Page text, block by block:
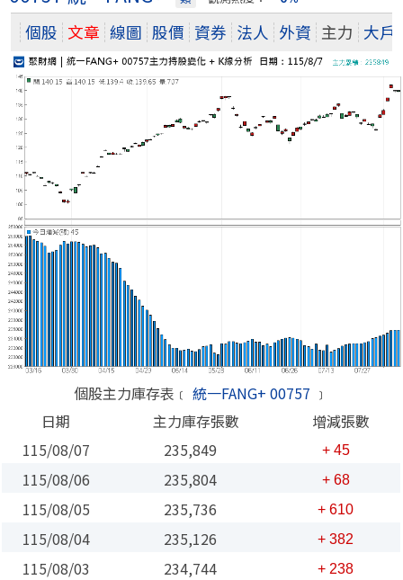
個股 文章 線圖 股價 資券 法人 外資 主力 大戶
個股主力庫存表﹝ 統一FANG+ 00757 ﹞
日期
主力庫存張數
增減張數
115/08/07
235,849 + 45
115/08/06 235,804 + 68
115/08/05 235,736 + 610
115/08/04 235,126 + 382
115/08/03 234,744 + 238